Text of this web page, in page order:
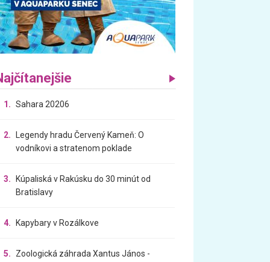
1. Sahara 20206
2.
Legendy hradu Červený Kameň: O
vodníkovi a stratenom poklade
3.
Kúpaliská v Rakúsku do 30 minút od
Bratislavy
4. Kapybary v Rozálkove
5.
Zoologická záhrada Xantus János -